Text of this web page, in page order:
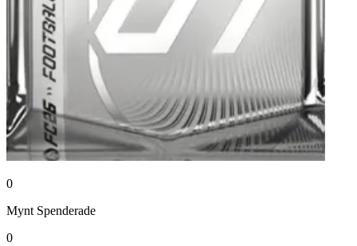
0
Mynt Spenderade
0